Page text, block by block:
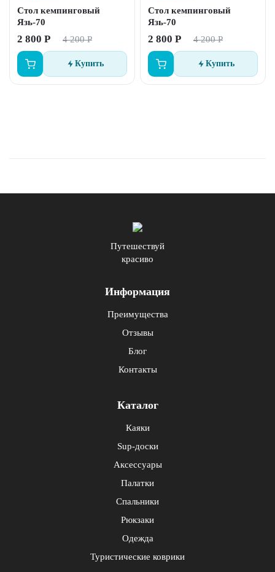
Стол кемпинговый
Язь-70
2 800 Р 4 200 Р
Купить
Стол кемпинговый
Язь-70
2 800 Р 4 200 Р
Купить
Путешествуй
красиво
Информация
Преимущества
Отзывы
Блог
Контакты
Каталог
Каяки
Sup-доски
Аксессуары
Палатки
Спальники
Рюкзаки
Одежда
Туристические коврики